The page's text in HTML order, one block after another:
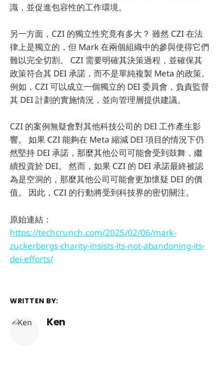
識，並促進包容性的工作環境。
另一方面，CZI 的獨立性究竟有多大？ 雖然 CZI 在法
律上是獨立的，但 Mark 在兩個組織中的參與使得它們
難以完全切割。 CZI 需要明確其決策過程，並確保其
政策符合其 DEI 承諾，而不是單純複製 Meta 的政策。
例如，CZI 可以成立一個獨立的 DEI 委員會，負責監督
其 DEI 計劃的實施情況，並向管理層提供建議。
CZI 的案例無疑會對其他科技公司的 DEI 工作產生影
響。 如果 CZI 能夠在 Meta 縮減 DEI 項目的情況下仍
然堅持 DEI 承諾，那麼其他公司可能會受到鼓舞，繼
續投資於 DEI。 然而，如果 CZI 的 DEI 承諾最終被認
為是空洞的，那麼其他公司可能會更加懷疑 DEI 的價
值。 因此，CZI 的行動將受到科技界的密切關注。
原始連結：
https://techcrunch.com/2025/02/06/mark-
zuckerbergs-charity-insists-its-not-abandoning-its-
dei-efforts/
WRITTEN BY:
Ken